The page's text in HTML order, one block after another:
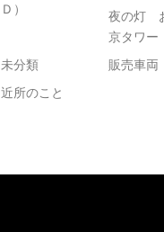
Ｄ）
夜の灯
京タワー
未分類
販売車両
近所のこと